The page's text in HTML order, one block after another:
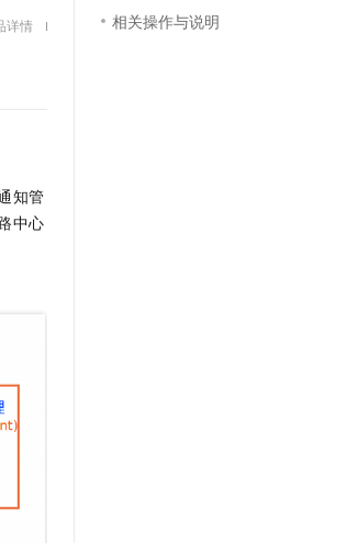
详情
知管
中心
相关操作与说明